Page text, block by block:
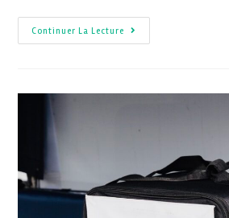
Continuer La Lecture